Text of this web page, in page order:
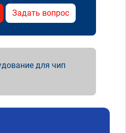
Задать вопрос
для чип